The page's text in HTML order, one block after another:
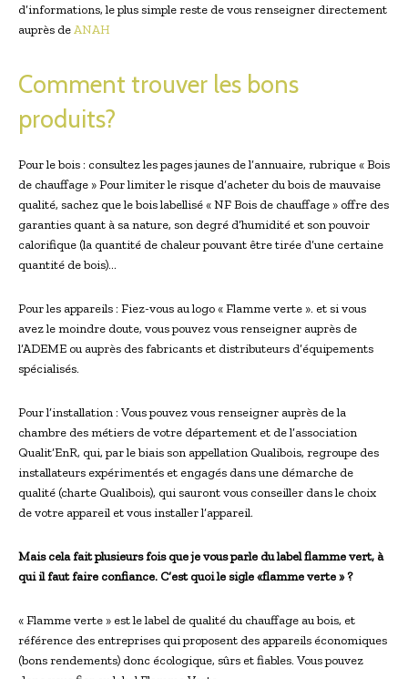
d’informations, le plus simple reste de vous renseigner directement
auprès deANAH
Comment trouver les bons
produits?
Pour le bois : consultez les pages jaunes de l’annuaire, rubrique « Bois
de chauffage » Pour limiter le risque d’acheter du bois de mauvaise
qualité, sachez que le bois labellisé « NF Bois de chauffage » offre des
garanties quant à sa nature, son degré d’humidité et son pouvoir
calorifique (la quantité de chaleur pouvant être tirée d’une certaine
quantité de bois)…
Pour les appareils : Fiez-vous au logo « Flamme verte ». et si vous
avez le moindre doute, vous pouvez vous renseigner auprès de
l’ADEME ou auprès des fabricants et distributeurs d’équipements
spécialisés.
Pour l’installation : Vous pouvez vous renseigner auprès de la
chambre des métiers de votre département et de l’association
Qualit’EnR, qui, par le biais son appellation Qualibois, regroupe des
installateurs expérimentés et engagés dans une démarche de
qualité (charte Qualibois), qui sauront vous conseiller dans le choix
de votre appareil et vous installer l’appareil.
Mais cela fait plusieurs fois que je vous parle du label flamme vert, à
qui il faut faire confiance. C’est quoi le sigle «flamme verte » ?
« Flamme verte » est le label de qualité du chauffage au bois, et
référence des entreprises qui proposent des appareils économiques
(bons rendements) donc écologique, sûrs et fiables. Vous pouvez